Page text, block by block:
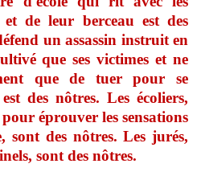
de leur berceau est des
un assassin instruit en
que ses victimes et ne
que de tuer pour se
des nôtres. Les écoliers,
éprouver les sensations
sont des nôtres. Les jurés,
sont des nôtres.